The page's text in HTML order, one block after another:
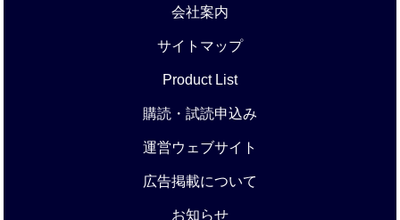
会社案内
サイトマップ
Product List
購読・試読申込み
運営ウェブサイト
広告掲載について
お知らせ